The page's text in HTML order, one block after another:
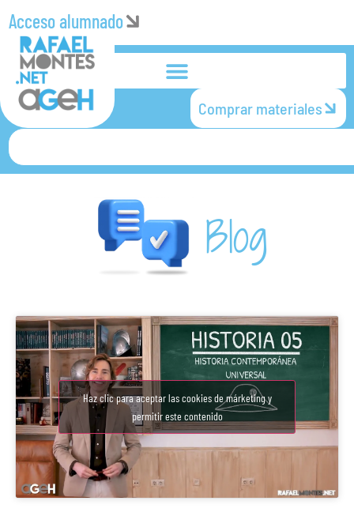
Acceso alumnado
Comprar materiales
Blog
Haz clic para aceptar las cookies de márketing y
permitir este contenido